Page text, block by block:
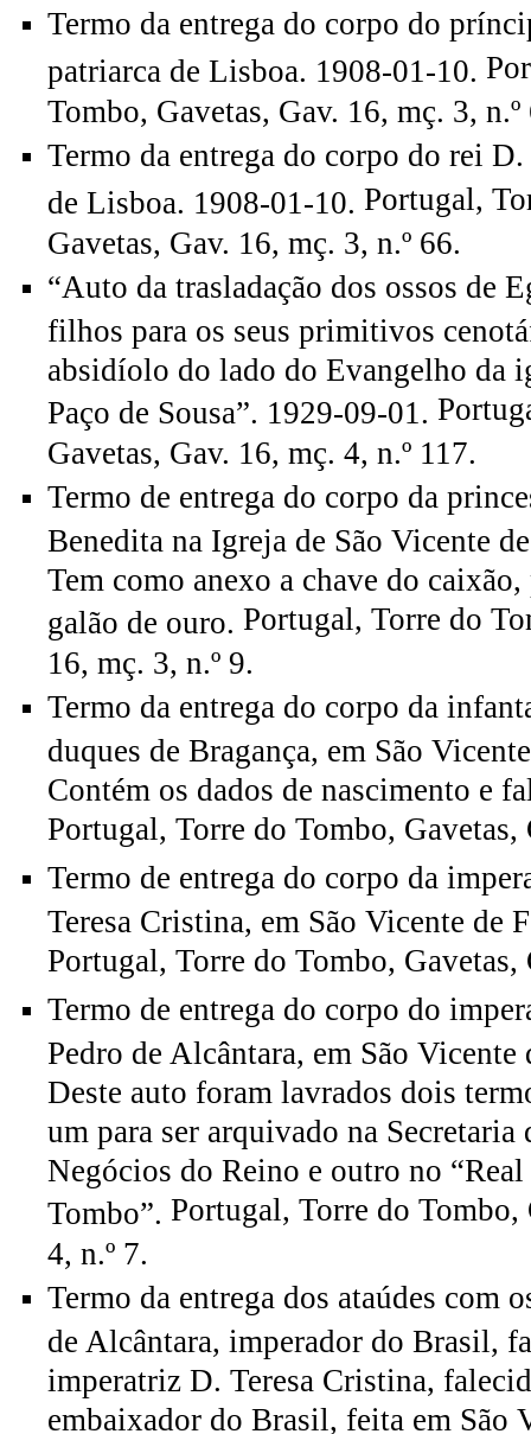
Termo da entrega do corpo do
patriarca de Lisboa. 1908-01-10.
Tombo, Gavetas, Gav. 16, mç. 3, n.º
Termo da entrega do corpo do rei
de Lisboa. 1908-01-10. Portugal,
Gavetas, Gav. 16, mç. 3, n.º 66.
“Auto da trasladação dos ossos de
filhos para os seus primitivos
absidíolo do lado do Evangelho da
Paço de Sousa”. 1929-09-01.
Gavetas, Gav. 16, mç. 4, n.º 117.
Termo de entrega do corpo da
Benedita na Igreja de São Vicente
Tem como anexo a chave do
galão de ouro. Portugal, Torre do
16, mç. 3, n.º 9.
Termo da entrega do corpo da
duques de Bragança, em São
Contém os dados de nascimento e
Portugal, Torre do Tombo, Gavetas,
Termo de entrega do corpo da
Teresa Cristina, em São Vicente de
Portugal, Torre do Tombo, Gavetas,
Termo de entrega do corpo do
Pedro de Alcântara, em São
Deste auto foram lavrados dois
um para ser arquivado na Secretaria
Negócios do Reino e outro no
Tombo”. Portugal, Torre do Tombo,
4, n.º 7.
Termo da entrega dos ataúdes com
de Alcântara, imperador do Brasil,
imperatriz D. Teresa Cristina,
embaixador do Brasil, feita em São